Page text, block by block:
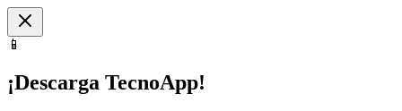
📱
¡Descarga TecnoApp!